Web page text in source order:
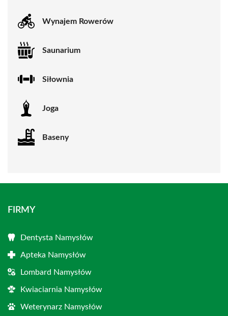
Wynajem Rowerów
Saunarium
Siłownia
Joga
Baseny
FIRMY
Dentysta Namysłów
Apteka Namysłów
Lombard Namysłów
Kwiaciarnia Namysłów
Weterynarz Namysłów